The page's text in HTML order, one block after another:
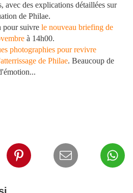
avec des explications détaillées sur
de Philae.
pour suivre le nouveau briefing de
à 14h00.
photographies pour revivre
de Philae. Beaucoup de